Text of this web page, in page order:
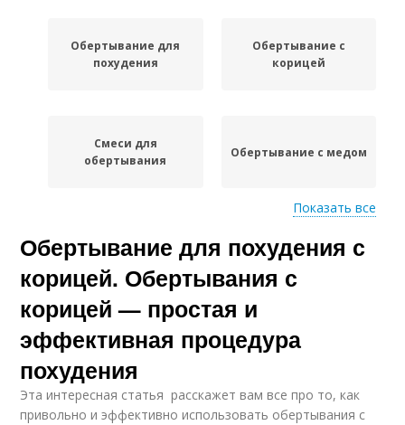
Обертывание для
похудения
Обертывание с
корицей
Смеси для
обертывания
Обертывание с медом
Обертывание на ночь
Эффективное
обертывание
Эффективные
Обертывании для
похудения
Показать все
Обертывание для похудения с
корицей. Обертывания с
корицей — простая и
эффективная процедура
похудения
Эта интересная статья расскажет вам все про то, как
привольно и эффективно использовать обертывания с